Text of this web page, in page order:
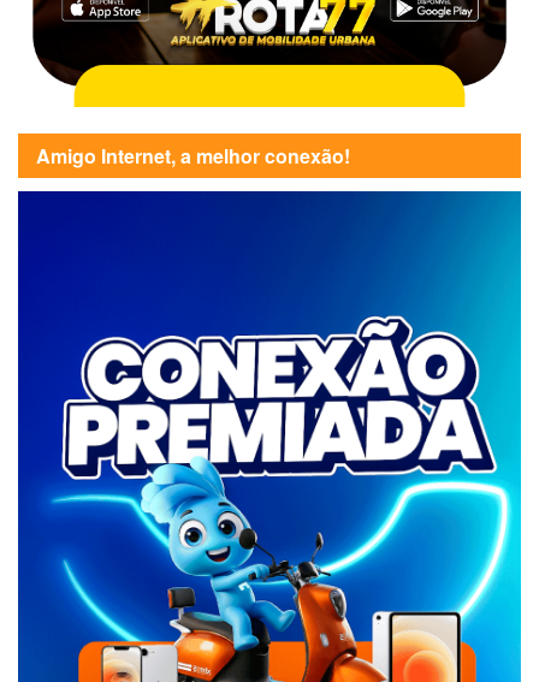
Amigo Internet, a melhor conexão!